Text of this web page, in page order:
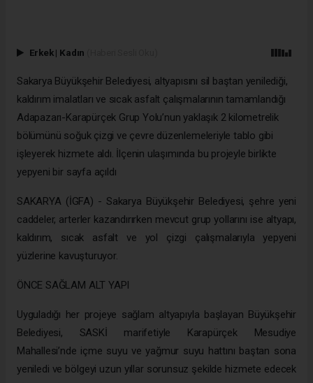
Erkek | Kadın
Sakarya Büyükşehir Belediyesi, altyapısını sil baştan yenilediği,
kaldırım imalatları ve sıcak asfalt çalışmalarının tamamlandığı
Adapazarı-Karapürçek Grup Yolu’nun yaklaşık 2 kilometrelik
bölümünü soğuk çizgi ve çevre düzenlemeleriyle tablo gibi
işleyerek hizmete aldı. İlçenin ulaşımında bu projeyle birlikte
yepyeni bir sayfa açıldı
SAKARYA (İGFA) - Sakarya Büyükşehir Belediyesi, şehre yeni
caddeler, arterler kazandırırken mevcut grup yollarını ise altyapı,
kaldırım, sıcak asfalt ve yol çizgi çalışmalarıyla yepyeni
yüzlerine kavuşturuyor.
ÖNCE SAĞLAM ALT YAPI
Uyguladığı her projeye sağlam altyapıyla başlayan Büyükşehir
Belediyesi, SASKİ marifetiyle Karapürçek Mesudiye
Mahallesi’nde içme suyu ve yağmur suyu hattını baştan sona
yeniledi ve bölgeyi uzun yıllar sorunsuz şekilde hizmete edecek